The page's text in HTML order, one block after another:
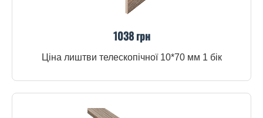
1038 грн
Ціна лиштви телескопічної 10*70 мм 1 бік